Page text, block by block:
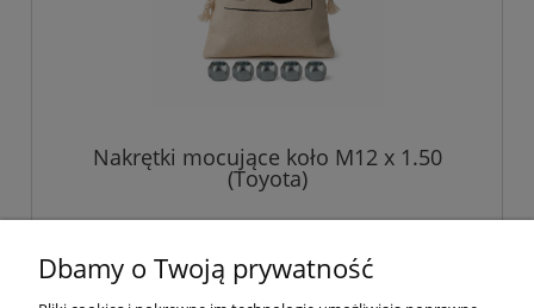
Nakrętki mocujące koło M12 x 1.50
(Toyota)
Dbamy o Twoją prywatność